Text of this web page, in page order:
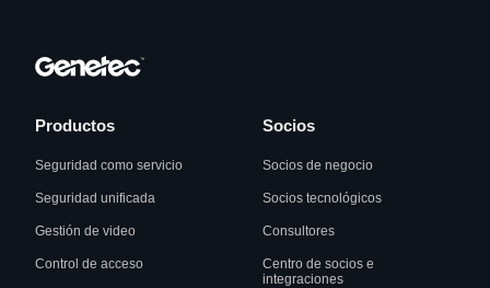
Productos
Seguridad como servicio
Seguridad unificada
Gestión de video
Control de acceso
Socios
Socios de negocio
Socios tecnológicos
Consultores
Centro de socios e
integraciones